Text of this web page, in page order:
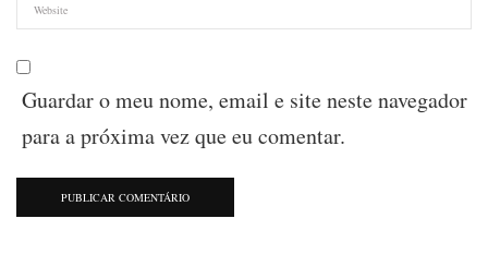
Guardar o meu nome, email e site neste navegador
para a próxima vez que eu comentar.